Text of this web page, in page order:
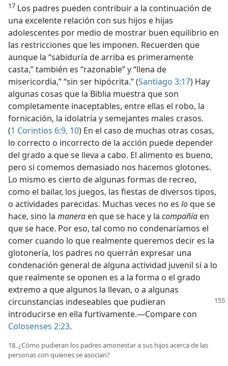
17 Los padres pueden contribuir a la continuación de
una excelente relación con sus hijos e hijas
adolescentes por medio de mostrar buen equilibrio en
las restricciones que les imponen. Recuerden que
aunque la “sabiduría de arriba es primeramente
casta,” también es “razonable” y “llena de
misericordia,” “sin ser hipócrita.” (Santiago 3:17) Hay
algunas cosas que la Biblia muestra que son
completamente inaceptables, entre ellas el robo, la
fornicación, la idolatría y semejantes males crasos.
(1 Corintios 6:9, 10) En el caso de muchas otras cosas,
lo correcto o incorrecto de la acción puede depender
del grado a que se lleva a cabo. El alimento es bueno,
pero si comemos demasiado nos hacemos glotones.
Lo mismo es cierto de algunas formas de recreo,
como el bailar, los juegos, las fiestas de diversos tipos,
o actividades parecidas. Muchas veces no es loque se
hace, sino la manera en que se hace y la compañía en
que se hace. Por eso, tal como no condenaríamos el
comer cuando lo que realmente queremos decir es la
glotonería, los padres no querrán expresar una
condenación general de alguna actividad juvenil si a lo
que realmente se oponen es a la forma o el grado
extremo a que algunos la llevan, o a algunas
circunstancias indeseables que pudieran
introducirse en ella furtivamente.—Compare con
Colosenses 2:23.
18. ¿Cómo pudieran los padres amonestar a sus hijos acerca de las
personas con quienes se asocian?